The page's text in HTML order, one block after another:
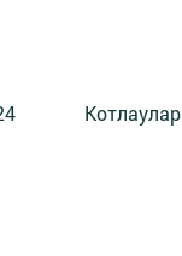
Котлаулар